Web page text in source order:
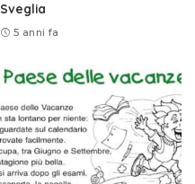
Sveglia
5 anni fa